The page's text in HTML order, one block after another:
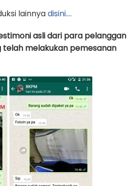
lainnyadisini….
asli dari para pelanggan
telah melakukan pemesanan